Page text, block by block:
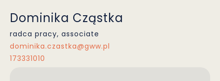
Dominika Cząstka
radca pracy, associate
dominika.czastka@gww.pl
173331010